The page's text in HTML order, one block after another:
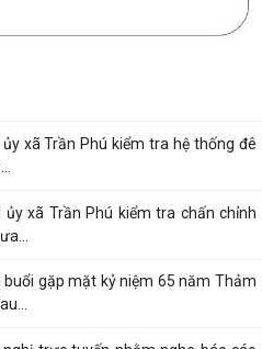
sản phục vụ giải phóng mặt bằng
xã Trần Phú kiểm tra hệ thống đê
xã Trần Phú kiểm tra chấn chỉnh
gặp mặt kỷ niệm 65 năm Thảm